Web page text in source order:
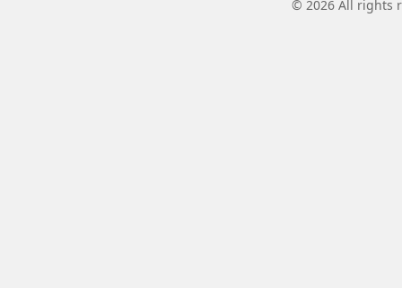
© 2026 All rights